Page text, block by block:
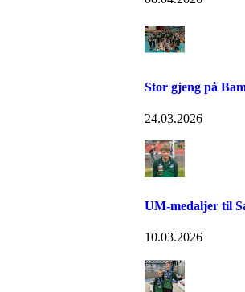
Stor gjeng på
24.03.2026
UM-medaljer til
10.03.2026